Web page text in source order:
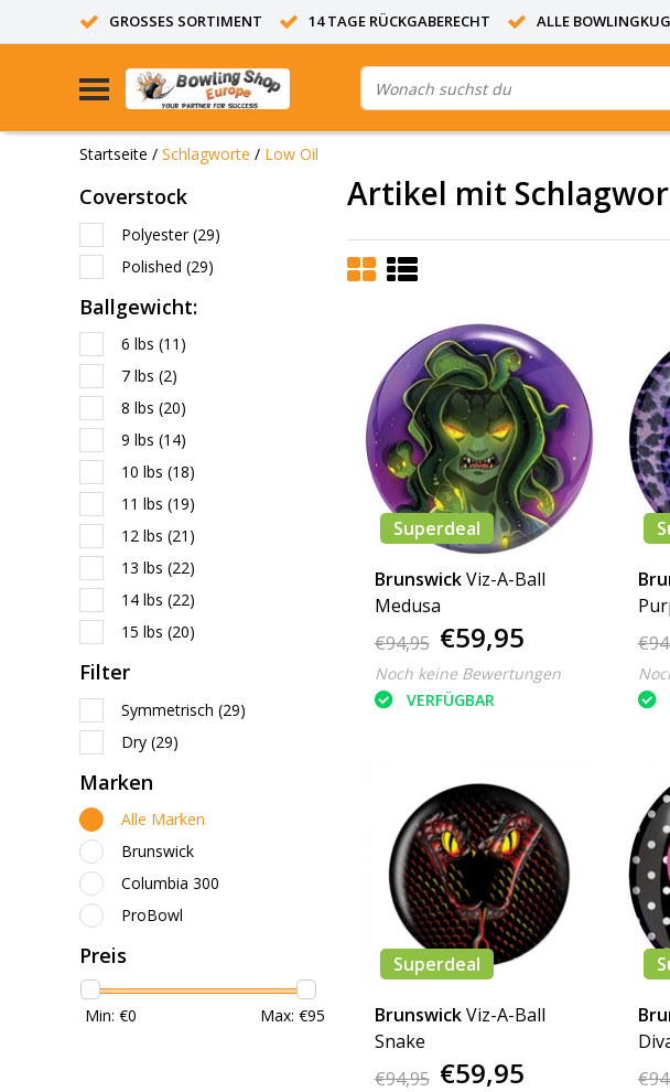
GROSSES SORTIMENT 14 TAGE RÜCKGABERECHT ALLE
Startseite / Schlagworte / Low Oil
Coverstock
Polyester(29)
Polished (29)
Ballgewicht:
6 lbs (11)
7 lbs (2)
8 lbs (20)
9 lbs (14)
10 lbs (18)
11 lbs (19)
12 lbs (21)
13 lbs (22)
14 lbs (22)
15 lbs (20)
Filter
Symmetrisch (29)
Dry (29)
Marken
Alle Marken
Brunswick
Columbia 300
ProBowl
Preis
Min: €0 Max: €95
Artikel mit
Superdeal
Brunswick Viz-A-Ball
Medusa
€94,95 €59,95
Noch keine Bewertungen
VERFÜGBAR
Superdeal
Brunswick Viz-A-Ball
Snake
€94,95 €59,95